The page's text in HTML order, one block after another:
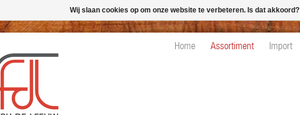
Home Assortiment Import
Wij slaan cookies op om onze website te verbeteren. Is dat akkoord?